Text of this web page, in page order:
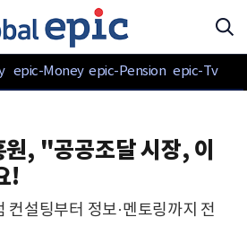
epic-Money epic-Pension epic-Tv
, "공공조달 시장, 이
!
컨설팅부터 정보·멘토링까지 전